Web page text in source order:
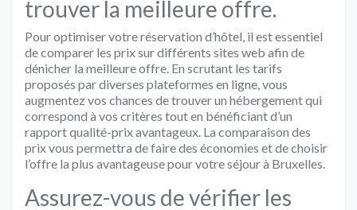
trouver la meilleure offre.
Pour optimiser votre réservation d’hôtel, il est essentiel
de comparer les prix sur différents sites web afin de
dénicher la meilleure offre. En scrutant les tarifs
proposés par diverses plateformes en ligne, vous
augmentez vos chances de trouver un hébergement qui
correspond à vos critères tout en bénéficiant d’un
rapport qualité-prix avantageux. La comparaison des
prix vous permettra de faire des économies et de choisir
l’offre la plus avantageuse pour votre séjour à Bruxelles.
Assurez-vous de vérifier les